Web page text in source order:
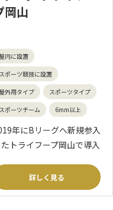
岡山
屋内に設置
スポーツ競技に設置
屋外用タイプ
スポーツタイプ
スポーツチーム
6mm以上
年にBリーグへ新規参入
たトライフープ岡山で導入
詳しく見る